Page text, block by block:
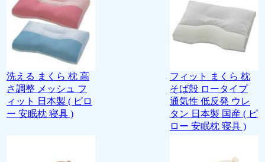
洗える まくら 枕 高
さ調整 メッシュ フ
ィット 日本製 ( ピロ
ー 安眠枕 寝具 )
フィット まくら 枕
そば殻 ロータイプ
通気性 低反発 ウレ
タン 日本製 国産 ( ピ
ロー 安眠枕 寝具 )